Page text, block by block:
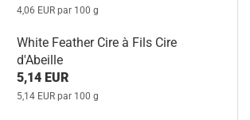
4,06 EUR par 100 g
White Feather Cire à Fils Cire
d'Abeille
5,14 EUR
5,14 EUR par 100 g